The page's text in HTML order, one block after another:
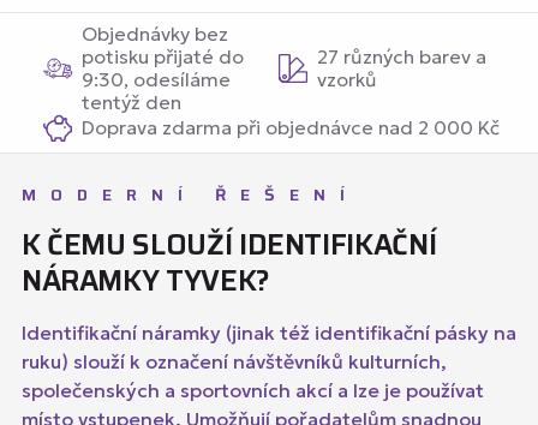
Objednávky bez
potisku přijaté do
9:30, odesíláme
tentýž den
27 různých barev a
vzorků
Doprava zdarma při objednávce nad 2 000 Kč
MODERNÍ ŘEŠENÍ
K ČEMU SLOUŽÍ IDENTIFIKAČNÍ
NÁRAMKY TYVEK?
Identifikační náramky (jinak též identifikační pásky na
ruku) slouží k označení návštěvníků kulturních,
společenských a sportovních akcí a lze je používat
místo vstupenek. Umožňují pořadatelům snadnou